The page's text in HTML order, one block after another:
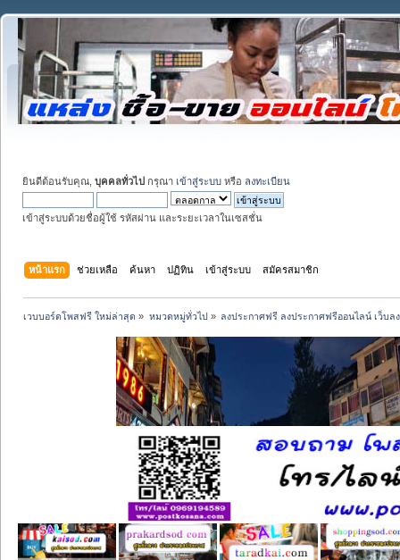
ยินดีต้อนรับคุณ, บุคคลทั่วไป กรุณา เข้าสู่ระบบ หรือ ลงทะเบียน
เข้าสู่ระบบด้วยชื่อผู้ใช้ รหัสผ่าน และระยะเวลาในเซสชั่น
หน้าแรก ช่วยเหลือ ค้นหา ปฏิทิน เข้าสู่ระบบ สมัครสมาชิก
เวบบอร์ดโพสฟรี ใหม่ล่าสุด » หมวดหมู่ทั่วไป» ลงประกาศฟรี ลงประกาศฟรีออนไลน์ เว็บล